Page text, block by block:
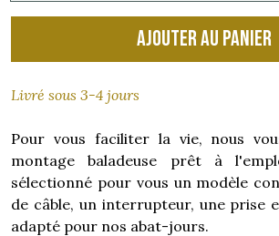
Ajouter au panier
Livré sous 3-4 jours
Pour vous faciliter la vie, nous
montage baladeuse prêt à
sélectionné pour vous un modèle
de câble, un interrupteur, une prise
adapté pour nos abat-jours.